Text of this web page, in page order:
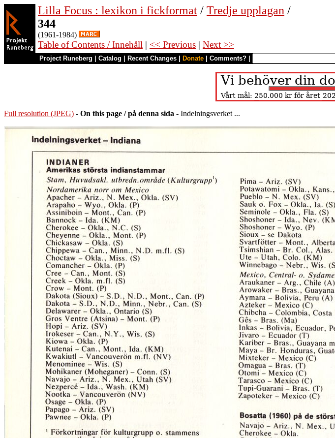
Lilla Focus : lexikon i fickformat / Tredje upplagan /
344
(1961-1984)
Table of Contents / Innehåll | << Previous | Next >>
Project Runeberg Catalog Recent Changes Donate Comments?
Full resolution (JPEG) - On this page / på denna sida - Indelningsverket ...